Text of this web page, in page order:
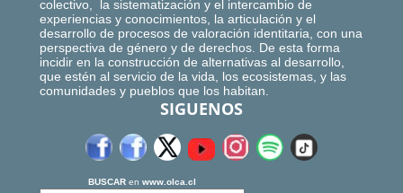
colectivo, la sistematización y el intercambio de
experiencias y conocimientos, la articulación y el
desarrollo de procesos de valoración identitaria, con una
perspectiva de género y de derechos. De esta forma
incidir en la construcción de alternativas al desarrollo,
que estén al servicio de la vida, los ecosistemas, y las
comunidades y pueblos que los habitan.
SIGUENOS
BUSCAR en www.olca.cl